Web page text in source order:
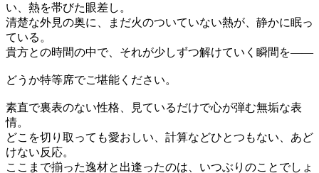
い、熱を帯びた眼差し。
清楚な外見の奥に、まだ火のついていない熱が、静かに眠っ
ている。
貴方との時間の中で、それが少しずつ解けていく瞬間を――
どうか特等席でご堪能ください。
素直で裏表のない性格、見ているだけで心が弾む無垢な表
情。
どこを切り取っても愛おしい、計算などひとつもない、あど
けない反応。
ここまで揃った逸材と出逢ったのは、いつぶりのことでしょ